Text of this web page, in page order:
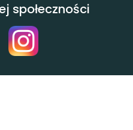
społeczności